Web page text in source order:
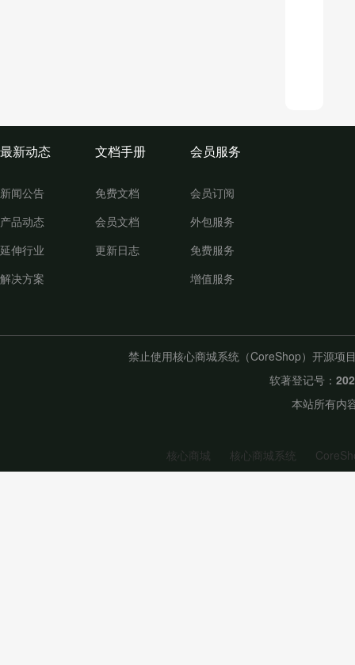
最新动态
新闻公告
产品动态
延伸行业
解决方案
文档手册
免费文档
会员文档
更新日志
会员服务
会员订阅
外包服务
免费服务
增值服务
禁止使用核心商城系统（CoreShop）开源项
软著登记号：
本站所有内
核心商城 核心商城系统